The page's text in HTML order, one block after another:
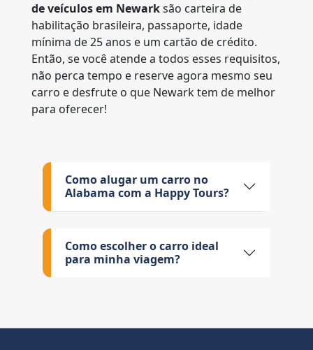
de veículos em Newarksão carteira de
habilitação brasileira, passaporte, idade
mínima de 25 anos e um cartão de crédito.
Então, se você atende a todos esses requisitos,
não perca tempo e reserve agora mesmo seu
carro e desfrute o que Newark tem de melhor
para oferecer!
Como alugar um carro no
Alabama com a Happy Tours?
Como escolher o carro ideal
para minha viagem?